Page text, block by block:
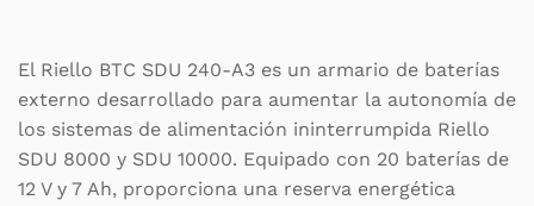
El Riello BTC SDU 240-A3 es un armario de baterías
externo desarrollado para aumentar la autonomía de
los sistemas de alimentación ininterrumpida Riello
SDU 8000 y SDU 10000. Equipado con 20 baterías de
12 V y 7 Ah, proporciona una reserva energética